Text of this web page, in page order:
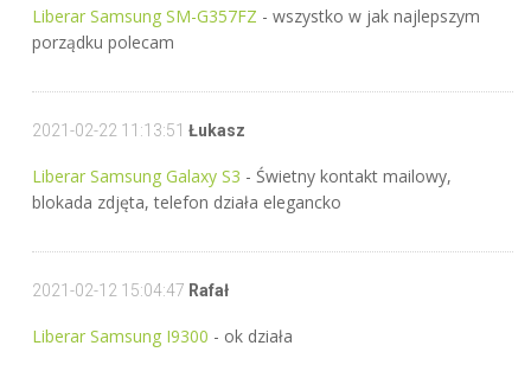
Liberar Samsung SM-G357FZ - wszystko w jak najlepszym
porządku polecam
2021-02-22 11:13:51 Łukasz
Liberar Samsung Galaxy S3 - Świetny kontakt mailowy,
blokada zdjęta, telefon działa elegancko
2021-02-12 15:04:47 Rafał
Liberar Samsung I9300 - ok działa